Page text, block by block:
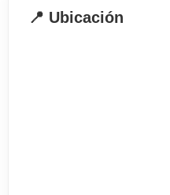
experimentados que el
📍 Ubicación